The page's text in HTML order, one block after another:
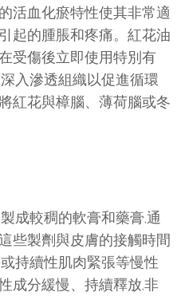
活血化瘀特性使其非常適
起的腫脹和疼痛。紅花油
受傷後立即使用特別有
入滲透組織以促進循環
紅花與樟腦、薄荷腦或冬
成較稠的軟膏和藥膏,通
些製劑與皮膚的接觸時間
持續性肌肉緊張等慢性
成分緩慢、持續釋放,非